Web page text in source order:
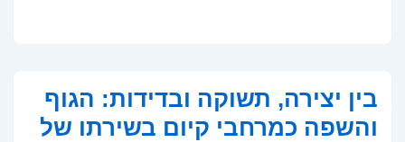
בין יצירה, תשוקה ובדידות: הגוף
והשפה כמרחבי קיום בשירתו של